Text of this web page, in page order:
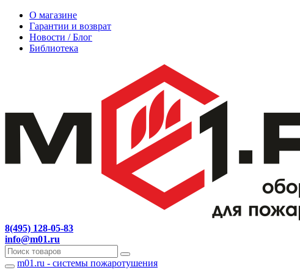
О магазине
Гарантии и возврат
Новости / Блог
Библиотека
8(495) 128-05-83
info@m01.ru
Навигация
m01.ru - системы пожаротушения